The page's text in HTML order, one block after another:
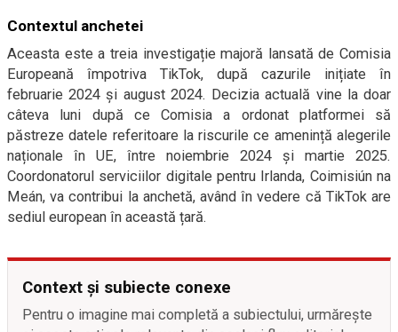
Contextul anchetei
Aceasta este a treia investigație majoră lansată de Comisia
Europeană împotriva TikTok, după cazurile inițiate în
februarie 2024 și august 2024. Decizia actuală vine la doar
câteva luni după ce Comisia a ordonat platformei să
păstreze datele referitoare la riscurile ce amenință alegerile
naționale în UE, între noiembrie 2024 și martie 2025.
Coordonatorul serviciilor digitale pentru Irlanda, Coimisiún na
Meán, va contribui la anchetă, având în vedere că TikTok are
sediul european în această țară.
Context și subiecte conexe
Pentru o imagine mai completă a subiectului, urmărește